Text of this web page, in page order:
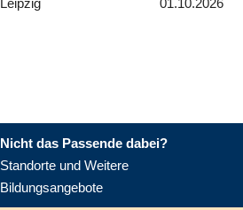
laufender
Nicht das Passende dabei?
Standorte und Weitere
Bildungsangebote